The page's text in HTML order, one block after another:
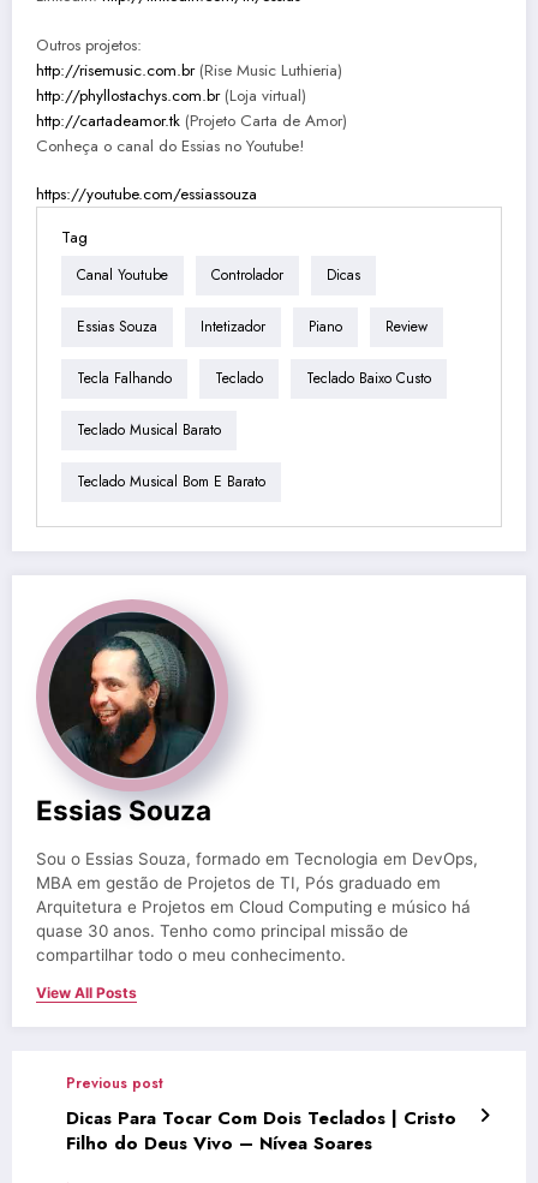
Outros projetos:
http://risemusic.com.br(Rise Music Luthieria)
http://phyllostachys.com.br(Loja virtual)
http://cartadeamor.tk (Projeto Carta de Amor)
Conheça o canal do Essias no Youtube!
https://youtube.com/essiassouza
Tag
Canal Youtube Controlador Dicas
Essias Souza Intetizador Piano Review
Tecla Falhando Teclado Teclado Baixo Custo
Teclado Musical Barato
Teclado Musical Bom E Barato
Essias Souza
Sou o Essias Souza, formado em Tecnologia em DevOps,
MBA em gestão de Projetos de TI, Pós graduado em
Arquitetura e Projetos em Cloud Computing e músico há
quase 30 anos. Tenho como principal missão de
compartilhar todo o meu conhecimento.
View All Posts
Previous post
Dicas Para Tocar Com Dois Teclados | Cristo
Filho do Deus Vivo – Nívea Soares